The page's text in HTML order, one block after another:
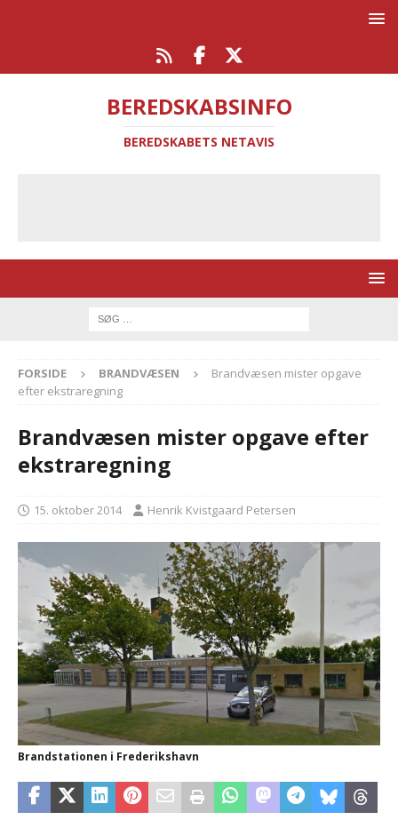
BEREDSKABSINFO
BEREDSKABETS NETAVIS
FORSIDE BRANDVÆSEN
Brandvæsen mister opgave
efter ekstraregning
Brandvæsen mister opgave efter
ekstraregning
15. oktober 2014 Henrik Kvistgaard Petersen
Brandstationen i Frederikshavn